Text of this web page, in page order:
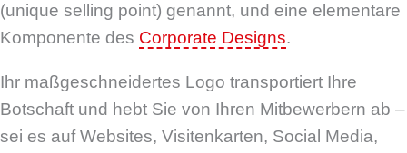
(unique selling point) genannt, und eine elementare
Komponente des Corporate Designs.
Ihr maßgeschneidertes Logo transportiert Ihre
Botschaft und hebt Sie von Ihren Mitbewerbern ab –
sei es auf Websites, Visitenkarten, Social Media,